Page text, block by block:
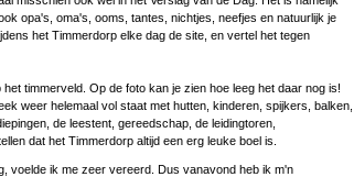
opa's, oma's, ooms, tantes, nichtjes, neefjes en natuurlijk je
het Timmerdorp elke dag de site, en vertel het tegen
timmerveld. Op de foto kan je zien hoe leeg het daar nog is!
weer helemaal vol staat met hutten, kinderen, spijkers, balken,
de leestent, gereedschap, de leidingtoren,
dat het Timmerdorp altijd een erg leuke boel is.
voelde ik me zeer vereerd. Dus vanavond heb ik m'n